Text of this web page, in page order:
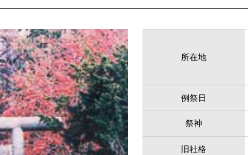
所在地
例祭日
祭神
旧社格